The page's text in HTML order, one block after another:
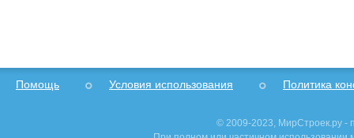
Помощь Условия использования Политика
© 2009-2023, МирСтроек.ру -